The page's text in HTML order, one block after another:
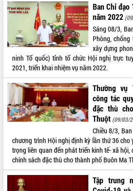
tại Nghĩa trang Liệt sĩ xã Sơn Hòa
Bàn giải pháp tháo gỡ khó khăn trong
xuất khẩu sầu riêng và triển khai quy
định EUDR
trường Nguyễn Hoàng Hiệp khảo sát
vùng trồng và doanh nghiệp đóng gói
sầu riêng tại Đắk Lắk
Trình diễn nghệ thuật chế biến các
món ăn từ sầu riêng
Đắk Lắk công bố Quy hoạch và xúc
tiến đầu tư tỉnh
Ngành cá ngừ Đắk Lắk chủ động thích
ứng để giữ vững thị trường xuất khẩu
Diễn đàn Kinh tế tư nhân Việt Nam đột
phá cơ chế - Hợp tác công tư
Đề án 06 tạo bước ngoặt đột phá trong
cải cách hành chính tỉnh Đắk Lắk
Hôm nay:
31023
66076346
Ban Chỉ
năm 2022
Sáng 08/3,
Phòng,
xây dựng
ninh Tổ quốc) tỉnh tổ chức Hội nghị trực
2021, triển khai nhiệm vụ năm 2022.
Thường
công tác
đặc thù
Thuột (09/03/
Chiều 8/3,
chương trình Hội nghị định kỳ lần thứ 36 cho
trọng liên quan đến phát triển kinh tế- xã hội,
chính sách đặc thù cho thành phố Buôn Ma
Tập trung